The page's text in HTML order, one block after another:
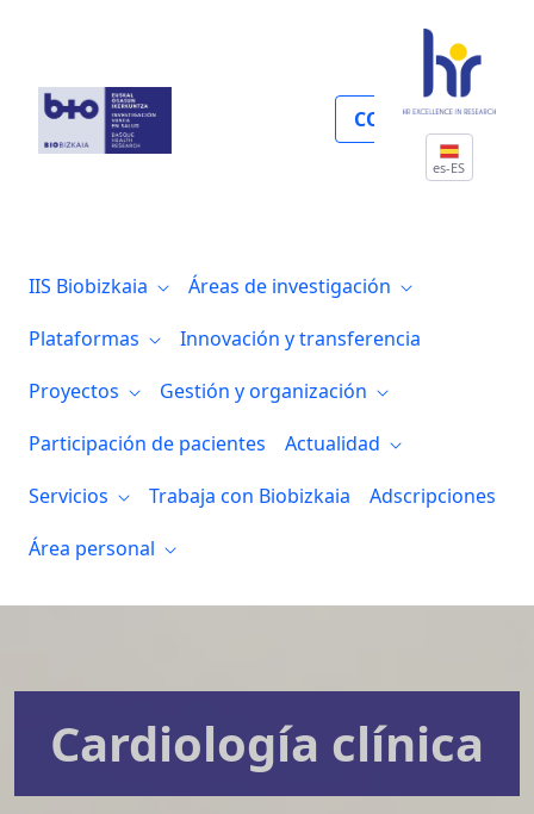
COLABORA
es-ES
IIS Biobizkaia
Áreas de investigación
Plataformas
Innovación y transferencia
Proyectos
Gestión y organización
Participación de pacientes
Actualidad
Servicios
Trabaja con Biobizkaia
Adscripciones
Área personal
Cardiología clínica